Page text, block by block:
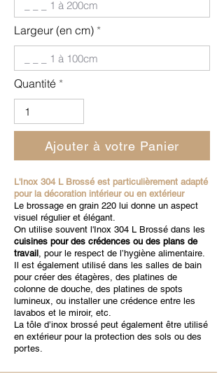
Largeur (en cm)
Quantité
Ajouter à votre Panier
L'Inox 304 L Brossé est particulièrement adapté
pour la décoration intérieur ou en extérieur
Le brossage en grain 220 lui donne un aspect
visuel régulier et élégant.
On utilise souvent l'Inox 304 L Brossé dans les
cuisines pour des crédences ou des plans de
travail, pour le respect de l’hygiène alimentaire.
Il est également utilisé dans les salles de bain
pour créer des étagères, des platines de
colonne de douche, des platines de spots
lumineux, ou installer une crédence entre les
lavabos et le miroir, etc.
La tôle d’inox brossé peut également être utilisé
en extérieur pour la protection des sols ou des
portes.